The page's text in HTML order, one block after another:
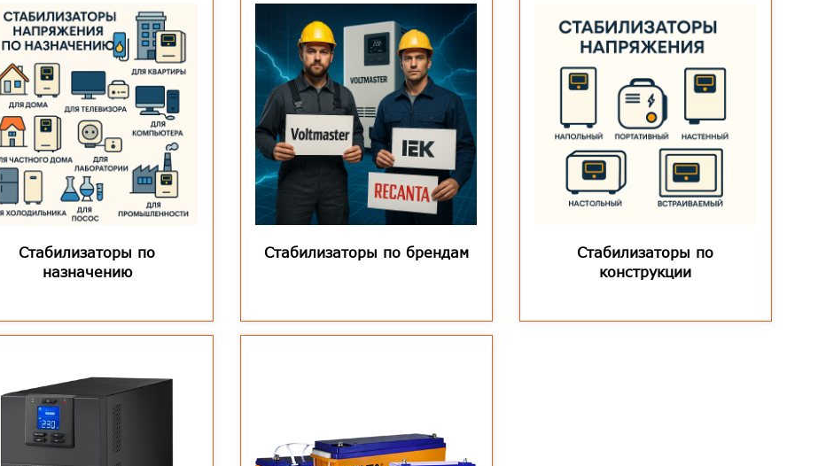
Стабилизаторы по
назначению
Стабилизаторы по брендам
Стабилизаторы по
конструкции